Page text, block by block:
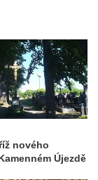
nového
Újezdě